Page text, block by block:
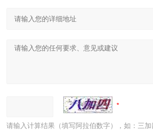
请输入计算结果（填写阿拉伯数字），如：三加